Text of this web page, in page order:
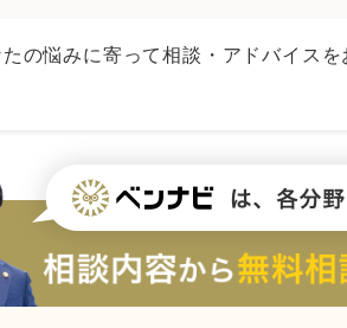
の悩みに寄って相談・アドバイス